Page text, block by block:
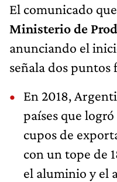
El comunicado
Ministerio de
anunciando el
señala dos puntos
En 2018,
países que
cupos de
con un tope de
el aluminio y el